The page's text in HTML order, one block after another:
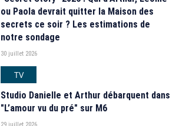
ou Paola devrait quitter la Maison des
secrets ce soir ? Les estimations de
notre sondage
30 juillet 2026
TV
Studio Danielle et Arthur débarquent dans
"L’amour vu du pré" sur M6
29 juillet 2026